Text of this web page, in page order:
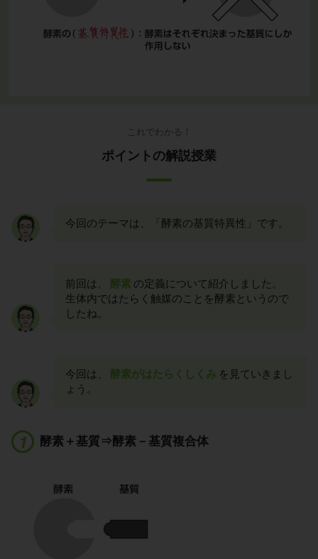
これでわかる！
ポイントの解説授業
今回のテーマは、「酵素の基質特異性」です。
前回は、 酵素 の定義について紹介しました。
生体内ではたらく触媒のことを酵素というので
したね。
今回は、 酵素がはたらくしくみ を見ていきまし
ょう。
酵素＋基質⇒酵素－基質複合体